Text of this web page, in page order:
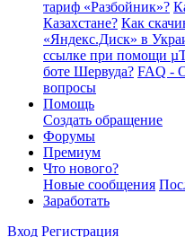
тариф «Разбойник»?
Казахстане? Как
«Яндекс.Диск» в
ссылке при помощи
боте Шервуда? FAQ -
вопросы
Помощь
Создать обращение
Форумы
Премиум
Что нового?
Новые сообщения
Заработать
Вход Регистрация